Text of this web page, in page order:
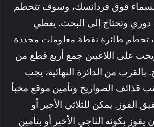
السماء فوق فردانسك، وسوف تتحطم
وتحتاج إلى البحث. يعطي
تحطم طائرة نقطة معلومات محددة
على اللاعبين جمع أربع قطع من
بالقرب من الدائرة النهائية، يجب
قذائف الصواريخ وتأمين موقع مخبأ
الفوز. يمكن للثلاثي الأخير أو
يفوز بكونه الناجي الأخير أو بتأمين